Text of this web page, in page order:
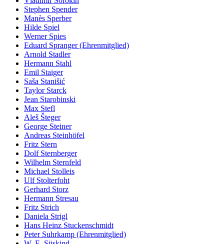
Stephen Spender
Manès Sperber
Hilde Spiel
Werner Spies
Eduard Spranger (Ehrenmitglied)
Arnold Stadler
Hermann Stahl
Emil Staiger
Saša Stanišić
Taylor Starck
Jean Starobinski
Max Stefl
Aleš Šteger
George Steiner
Andreas Steinhöfel
Fritz Stern
Dolf Sternberger
Wilhelm Sternfeld
Michael Stolleis
Ulf Stolterfoht
Gerhard Storz
Hermann Stresau
Fritz Strich
Daniela Strigl
Hans Heinz Stuckenschmidt
Peter Suhrkamp (Ehrenmitglied)